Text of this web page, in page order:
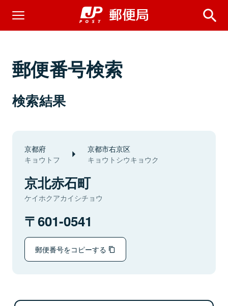
郵便番号検索
検索結果
京都府
キョウトフ
京都市右京区
キョウトシウキョウク
京北赤石町
ケイホクアカイシチョウ
601-0541
郵便番号をコピーする